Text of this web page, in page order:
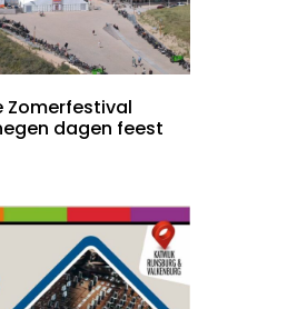
Zomerfestival
dagen feest